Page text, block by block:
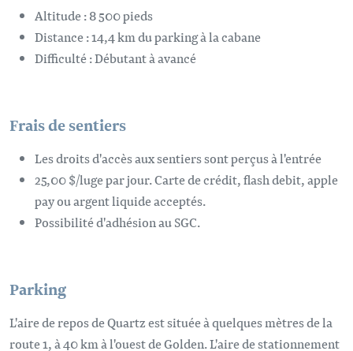
Altitude : 8 500 pieds
Distance : 14,4 km du parking à la cabane
Difficulté : Débutant à avancé
Frais de sentiers
Les droits d'accès aux sentiers sont perçus à l'entrée
25,00 $/luge par jour. Carte de crédit, flash debit, apple
pay ou argent liquide acceptés.
Possibilité d'adhésion au SGC.
Parking
L'aire de repos de Quartz est située à quelques mètres de la
route 1, à 40 km à l'ouest de Golden. L'aire de stationnement